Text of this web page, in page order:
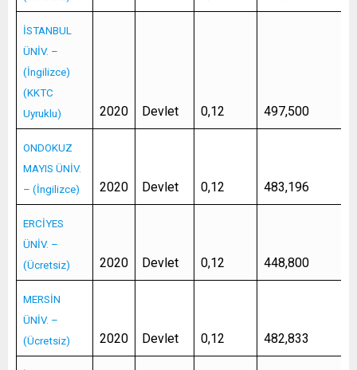
İSTANBUL
ÜNİV. –
(İngilizce)
(KKTC
Uyruklu)
2020 Devlet 0,12 497,500
ONDOKUZ
MAYIS ÜNİV.
– (İngilizce)
2020 Devlet 0,12 483,196
ERCİYES
ÜNİV. –
(Ücretsiz)
2020 Devlet 0,12 448,800
MERSİN
ÜNİV. –
(Ücretsiz)
2020 Devlet 0,12 482,833